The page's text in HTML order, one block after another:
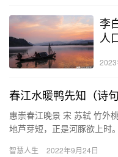
李
人
2023
春江水暖鸭先知（诗
惠崇春江晚景 宋 苏轼 竹外
地芦芽短，正是河豚欲上时
智慧人生 2022年9月24日